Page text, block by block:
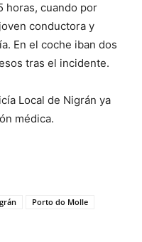
horas, cuando por
conductora y
En el coche iban dos
tras el incidente.
Local de Nigrán ya
médica.
Porto do Molle